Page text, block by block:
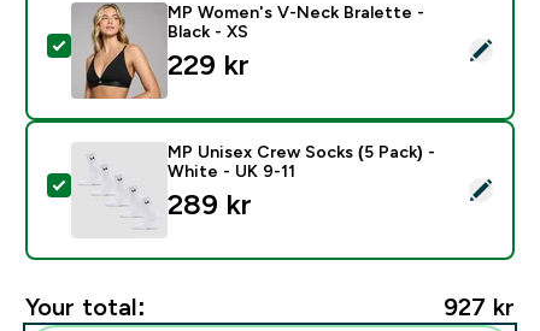
Select this product - MP Women's V-Neck Bralette -
MP Women's V-Neck Bralette -
Black - XS
229 kr‎
Select this product - MP Unisex Crew Socks (5 Pack)
MP Unisex Crew Socks (5 Pack) -
White - UK 9-11
289 kr‎
Your total: 927 kr‎